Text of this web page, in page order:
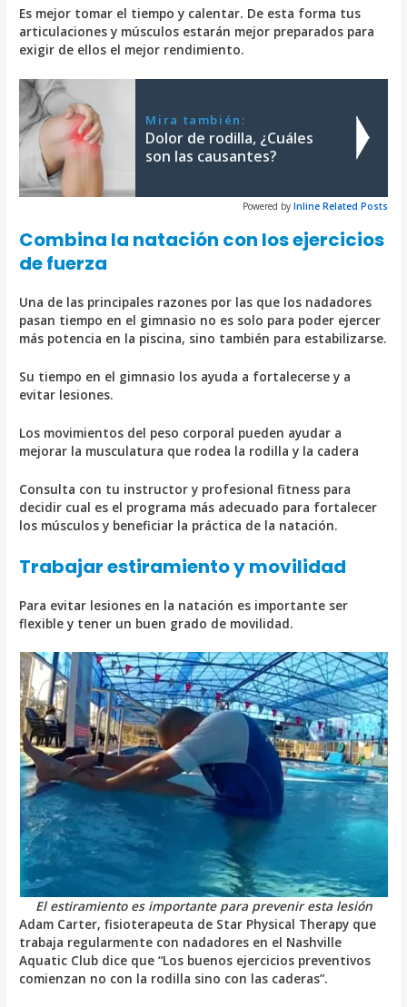
Es mejor tomar el tiempo y calentar. De esta forma tus
articulaciones y músculos estarán mejor preparados para
exigir de ellos el mejor rendimiento.
Mira también:
Dolor de rodilla, ¿Cuáles
son las causantes?
Powered by Inline Related Posts
Combina la natación con los ejercicios
de fuerza
Una de las principales razones por las que los nadadores
pasan tiempo en el gimnasio no es solo para poder ejercer
más potencia en la piscina, sino también para estabilizarse.
Su tiempo en el gimnasio los ayuda a fortalecerse y a
evitar lesiones.
Los movimientos del peso corporal pueden ayudar a
mejorar la musculatura que rodea la rodilla y la cadera
Consulta con tu instructor y profesional fitness para
decidir cual es el programa más adecuado para fortalecer
los músculos y beneficiar la práctica de la natación.
Trabajar estiramiento y movilidad
Para evitar lesiones en la natación es importante ser
flexible y tener un buen grado de movilidad.
El estiramiento es importante para prevenir esta lesión
Adam Carter, fisioterapeuta de Star Physical Therapy que
trabaja regularmente con nadadores en el Nashville
Aquatic Club dice que “Los buenos ejercicios preventivos
comienzan no con la rodilla sino con las caderas”.